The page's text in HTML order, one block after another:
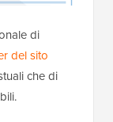
di
del sito
che di